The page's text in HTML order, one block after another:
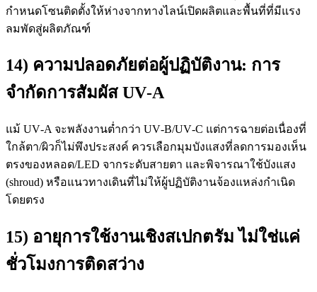
กำหนดโซนติดตั้งให้ห่างจากทางไลน์เปิดผลิตและพื้นที่ที่มีแรง
ลมพัดสู่ผลิตภัณฑ์
14) ความปลอดภัยต่อผู้ปฏิบัติงาน: การ
จำกัดการสัมผัส UV‑A
แม้ UV‑A จะพลังงานต่ำกว่า UV‑B/UV‑C แต่การฉายต่อเนื่องที่
ใกล้ตา/ผิวก็ไม่พึงประสงค์ ควรเลือกมุมบังแสงที่ลดการมองเห็น
ตรงของหลอด/LED จากระดับสายตา และพิจารณาใช้บังแสง
(shroud) หรือแนวทางเดินที่ไม่ให้ผู้ปฏิบัติงานจ้องแหล่งกำเนิด
โดยตรง
15) อายุการใช้งานเชิงสเปกตรัม ไม่ใช่แค่
ชั่วโมงการติดสว่าง